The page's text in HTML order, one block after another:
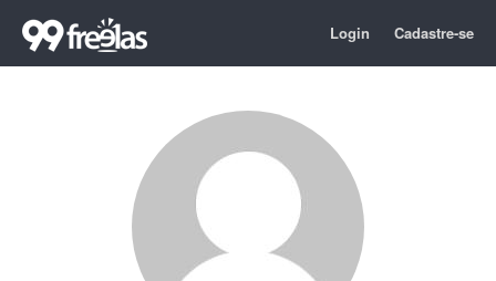
Login Cadastre-se